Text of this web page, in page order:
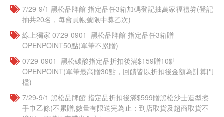
7/29-9/1 黑松品牌館 指定品任3箱加碼登記抽萬家福禮劵(登記
抽共20名，每會員帳號限中獎乙次)
線上獨家 0729-0901_黑松品牌館 指定品任3箱贈
OPENPOINT50點(單筆不累贈)
0729-0901_黑松碳酸指定品折扣後滿$159贈10點
OPENPOINT(單筆最高贈30點，回饋皆以折扣後金額為計算門
檻)
7/29-9/1 黑松品牌館 指定品折扣後滿$599贈黑松沙士造型擦
手巾乙條(不累贈,數量有限送完為止；到店取貨及超商取貨不